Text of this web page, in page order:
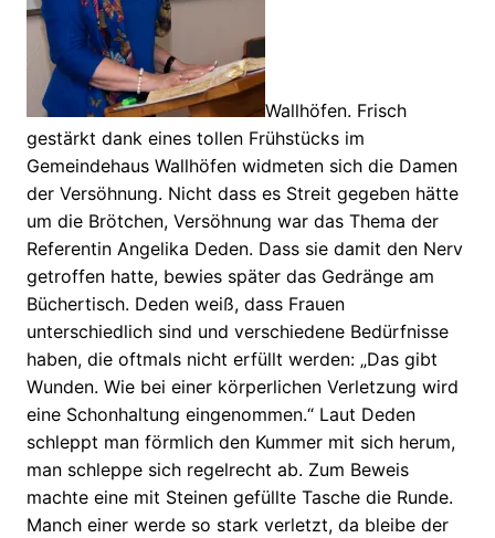
Wallhöfen. Frisch
gestärkt dank eines tollen Frühstücks im
Gemeindehaus Wallhöfen widmeten sich die Damen
der Versöhnung. Nicht dass es Streit gegeben hätte
um die Brötchen, Versöhnung war das Thema der
Referentin Angelika Deden. Dass sie damit den Nerv
getroffen hatte, bewies später das Gedränge am
Büchertisch. Deden weiß, dass Frauen
unterschiedlich sind und verschiedene Bedürfnisse
haben, die oftmals nicht erfüllt werden: „Das gibt
Wunden. Wie bei einer körperlichen Verletzung wird
eine Schonhaltung eingenommen.“ Laut Deden
schleppt man förmlich den Kummer mit sich herum,
man schleppe sich regelrecht ab. Zum Beweis
machte eine mit Steinen gefüllte Tasche die Runde.
Manch einer werde so stark verletzt, da bleibe der